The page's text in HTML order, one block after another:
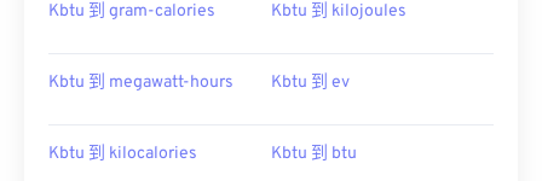
Kbtu 到 gram-calories Kbtu 到 kilojoules
Kbtu 到 megawatt-hours Kbtu 到 ev
Kbtu 到 kilocalories Kbtu 到 btu